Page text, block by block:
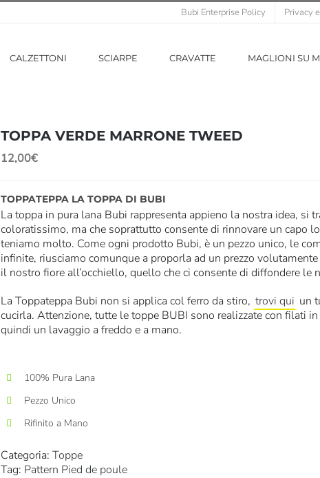
Bubi Enterprise Policy Privacy
CALZETTONI SCIARPE CRAVATTE MAGLIONI SU
TOPPA VERDE MARRONE TWEED
12,00€
TOPPATEPPA LA TOPPA DI BUBI
La toppa in pura lana Bubi rappresenta appieno la nostra idea, si
coloratissimo, ma che soprattutto consente di rinnovare un capo
teniamo molto. Come ogni prodotto Bubi, è un pezzo unico, le
infinite, riusciamo comunque a proporla ad un prezzo
il nostro fiore all’occhiello, quello che ci consente di diffondere le
La Toppateppa Bubi non si applica col ferro da stiro, trovi qui un
cucirla. Attenzione, tutte le toppe BUBI sono realizzate con filati
quindi un lavaggio a freddo e a mano.
100% Pura Lana
Pezzo Unico
Rifinito a Mano
Categoria: Toppe
Tag: Pattern Pied de poule